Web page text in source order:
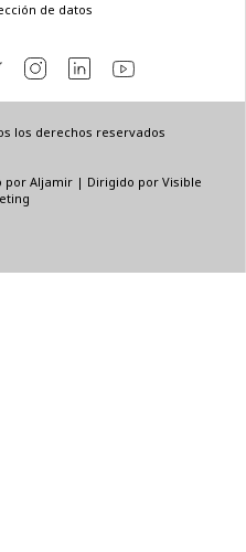
los derechos reservados
de datos
por Aljamir| Dirigido por Visible